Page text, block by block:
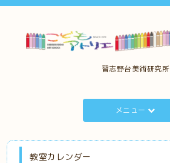
習志野台美術研究所
メニュー
教室カレンダー